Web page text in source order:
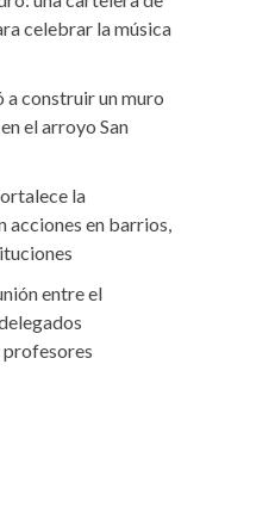
celebrar la música
a construir un muro
el arroyo San
la
acciones en barrios,
entre el